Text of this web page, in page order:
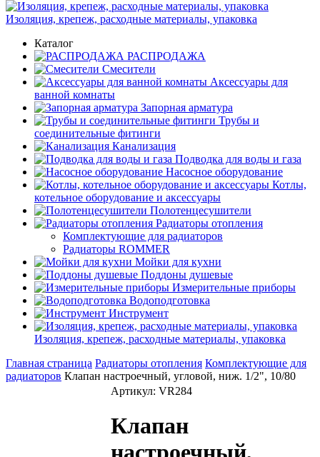
Изоляция, крепеж, расходные материалы, упаковка
Каталог
РАСПРОДАЖА
Смесители
Аксессуары для
ванной комнаты
Запорная арматура
Трубы и
соединительные фитинги
Канализация
Подводка для воды и газа
Насосное оборудование
Котлы,
котельное оборудование и аксессуары
Полотенцесушители
Радиаторы отопления
Комплектующие для радиаторов
Радиаторы ROMMER
Мойки для кухни
Поддоны душевые
Измерительные приборы
Водоподготовка
Инструмент
Изоляция, крепеж, расходные материалы, упаковка
Главная страница Радиаторы отопления Комплектующие для
радиаторов Клапан настроечный, угловой, ниж. 1/2", 10/80
Артикул: VR284
Клапан